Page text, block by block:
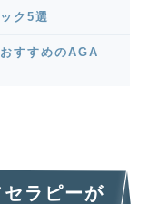
ク5選
すすめのAGA
ラピーが